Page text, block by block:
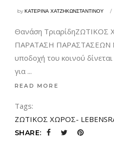
byΚΑΤΕΡΙΝΑ ΧΑΤΖΗΚΩΝΣΤΑΝΤΙΝΟΥ
Θανάση ΤριαρίδηΖΩΤΙΚΟΣ
ΠΑΡΑΤΑΣΗ ΠΑΡΑΣΤΑΣΕΩΝ
υποδοχή του κοινού
για
READ MORE
Tags:
ΖΩΤΙΚΟΣ ΧΩΡΟΣ-
SHARE: